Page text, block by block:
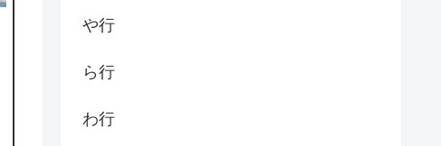
や行
ら行
わ行